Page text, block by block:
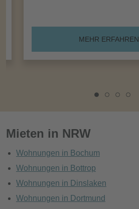
MEHR ERFAHREN
Mieten in NRW
Wohnungen in Bochum
Wohnungen in Bottrop
Wohnungen in Dinslaken
Wohnungen in Dortmund